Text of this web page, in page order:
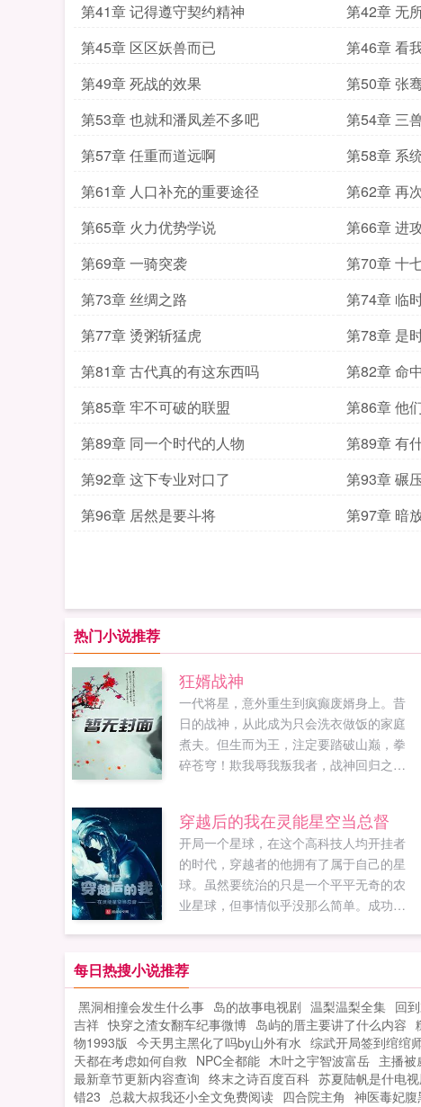
第41章 记得遵守契约精神
第42章 无
第45章 区区妖兽而已
第46章 看
第49章 死战的效果
第50章 张
第53章 也就和潘凤差不多吧
第54章 三
第57章 任重而道远啊
第58章 系
第61章 人口补充的重要途径
第62章 再
第65章 火力优势学说
第66章 进
第69章 一骑突袭
第70章 十
第73章 丝绸之路
第74章 临
第77章 烫粥斩猛虎
第78章 是
第81章 古代真的有这东西吗
第82章 命
第85章 牢不可破的联盟
第86章 他
第89章 同一个时代的人物
第89章 有
第92章 这下专业对口了
第93章 碾
第96章 居然是要斗将
第97章 暗
热门小说推荐
狂婿战神
一代将星，意外重生到疯癫废婿身上。昔
日的战神，从此成为只会洗衣做饭的家庭
煮夫。但生而为王，注定要踏破山巅，拳
碎苍穹！欺我辱我叛我者，战神回归之
朋友...
穿越后的我在灵能星空当总督
开局一个星球，在这个高科技人均开挂者
的时代，穿越者的他拥有了属于自己的星
球。虽然要统治的只是一个平平无奇的农
业星球，但事情似乎没那么简单。成功探
您有权为这个世界进行编号您身份已生成
成功，请随时注意世界扰动程度遭遇本土
神秘力量抵抗，正在规避这个世界居然有
本土的神秘力量，希望不会是什么危险的
世界吧。与此同时，雾都拉起了响亮的二
级警报声。当前世界扰动度2文明古神分开
世界，古圣创造生灵，人类从星球出发迈
每日热搜小说推荐
黑洞相撞会发生什么事 岛的故事电视剧 温梨温梨全集 回
吉祥 快穿之渣女翻车纪事微博 岛屿的厝主要讲了什么内容
物1993版 今天男主黑化了吗by山外有水 综武开局签到绾绾
天都在考虑如何自救 NPC全都能 木叶之宇智波富岳 主播被
最新章节更新内容查询 终末之诗百度百科 苏夏陆帆是什电
错23 总裁大叔我还小全文免费阅读 四合院主角 神医毒妃